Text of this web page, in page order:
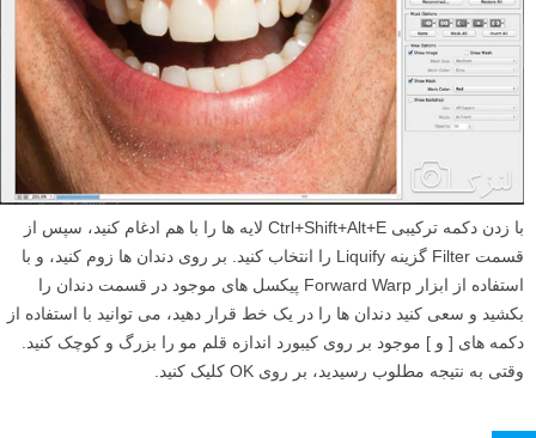
با زدن دکمه ترکیبی Ctrl+Shift+Alt+E لایه ها را با هم ادغام کنید، سپس از
قسمت Filter گزینه Liquify را انتخاب کنید. بر روی دندان ها زوم کنید، و با
استفاده از ابزار Forward Warp پیکسل های موجود در قسمت دندان را
بکشید و سعی کنید دندان ها را در یک خط قرار دهید، می توانید با استفاده از
دکمه های [ و ] موجود بر روی کیبورد اندازه قلم مو را بزرگ و کوچک کنید.
وقتی به نتیجه مطلوب رسیدید، بر روی OK کلیک کنید.